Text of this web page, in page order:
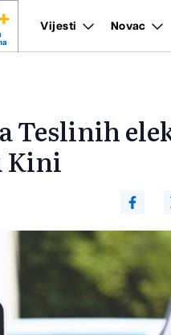
Vijesti Novac
Teslinih
Kini